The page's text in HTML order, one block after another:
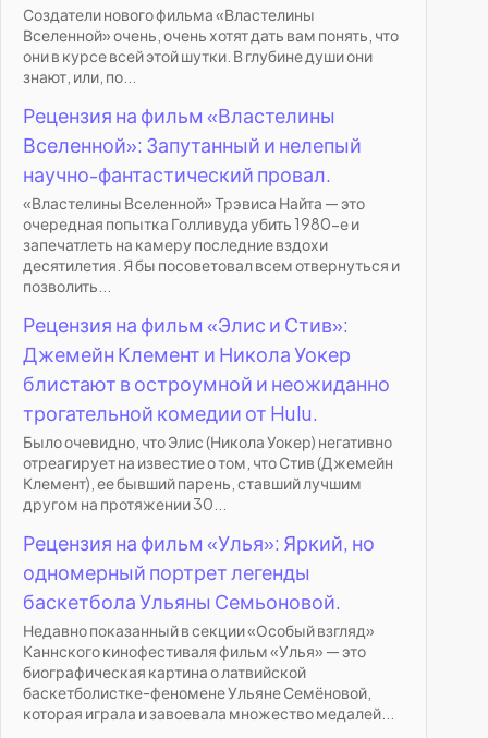
Создатели нового фильма «Властелины
Вселенной» очень, очень хотят дать вам понять, что
они в курсе всей этой шутки. В глубине души они
знают, или, по...
Рецензия на фильм «Властелины
Вселенной»: Запутанный и нелепый
научно-фантастический провал.
«Властелины Вселенной» Трэвиса Найта — это
очередная попытка Голливуда убить 1980-е и
запечатлеть на камеру последние вздохи
десятилетия. Я бы посоветовал всем отвернуться и
позволить...
Рецензия на фильм «Элис и Стив»:
Джемейн Клемент и Никола Уокер
блистают в остроумной и неожиданно
трогательной комедии от Hulu.
Было очевидно, что Элис (Никола Уокер) негативно
отреагирует на известие о том, что Стив (Джемейн
Клемент), ее бывший парень, ставший лучшим
другом на протяжении 30...
Рецензия на фильм «Улья»: Яркий, но
одномерный портрет легенды
баскетбола Ульяны Семьоновой.
Недавно показанный в секции «Особый взгляд»
Каннского кинофестиваля фильм «Улья» — это
биографическая картина о латвийской
баскетболистке-феномене Ульяне Семёновой,
которая играла и завоевала множество медалей...